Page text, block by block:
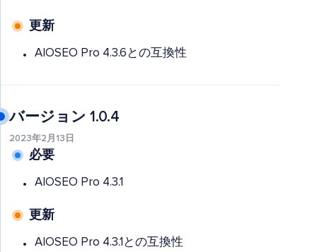
更新
AIOSEO Pro 4.3.6との互換性
バージョン 1.0.4
2023年2月13日
必要
AIOSEO Pro 4.3.1
更新
AIOSEO Pro 4.3.1との互換性